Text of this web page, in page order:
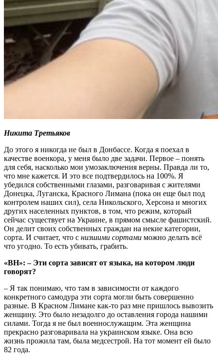
Никита Третьяков
До этого я никогда не был в Донбассе. Когда я поехал в
качестве военкора, у меня было две задачи. Первое – понять
для себя, насколько мои умозаключения верны. Правда ли то,
что мне кажется. И это все подтвердилось на 100%. Я
убедился собственными глазами, разговаривая с жителями
Донецка, Луганска, Красного Лимана (пока он еще был под
контролем наших сил), села Никольского, Херсона и многих
других населенных пунктов, в том, что режим, который
сейчас существует на Украине, в прямом смысле фашистский.
Он делит своих собственных граждан на некие категории,
сорта. И считает, что с низшими сортами можно делать всё
что угодно. То есть убивать, грабить.
«ВН»: – Эти сорта зависят от языка, на котором люди
говорят?
– Я так понимаю, что там в зависимости от каждого
конкретного самодура эти сорта могли быть совершенно
разные. В Красном Лимане как-то раз мне пришлось вывозить
женщину. Это было незадолго до оставления города нашими
силами. Тогда я не был военнослужащим. Эта женщина
прекрасно разговаривала на украинском языке. Она всю
жизнь прожила там, была медсестрой. На тот момент ей было
82 года.